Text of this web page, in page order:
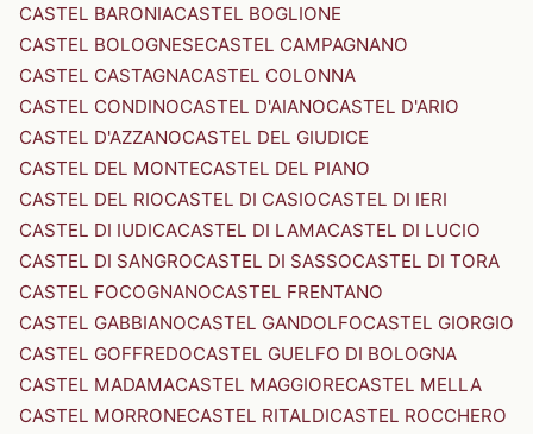
CASTEL BARONIACASTEL BOGLIONE
CASTEL BOLOGNESECASTEL CAMPAGNANO
CASTEL CASTAGNACASTEL COLONNA
CASTEL CONDINOCASTEL D'AIANOCASTEL D'ARIO
CASTEL D'AZZANOCASTEL DEL GIUDICE
CASTEL DEL MONTECASTEL DEL PIANO
CASTEL DEL RIOCASTEL DI CASIOCASTEL DI IERI
CASTEL DI IUDICACASTEL DI LAMACASTEL DI LUCIO
CASTEL DI SANGROCASTEL DI SASSOCASTEL DI TORA
CASTEL FOCOGNANOCASTEL FRENTANO
CASTEL GABBIANOCASTEL GANDOLFOCASTEL GIORGIO
CASTEL GOFFREDOCASTEL GUELFO DI BOLOGNA
CASTEL MADAMACASTEL MAGGIORECASTEL MELLA
CASTEL MORRONECASTEL RITALDICASTEL ROCCHERO